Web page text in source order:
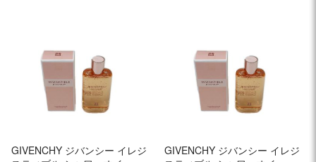
GIVENCHY ジバンシー イレジ
GIVENCHY ジバンシー イレジ